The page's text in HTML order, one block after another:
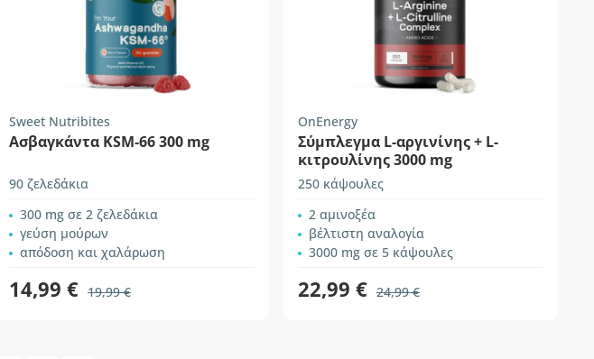
Sweet Nutribites
Ασβαγκάντα KSM-66 300 mg
90 ζελεδάκια
300 mg σε 2 ζελεδάκια
γεύση μούρων
απόδοση και χαλάρωση
14,99 € 19,99 €
OnEnergy
Σύμπλεγμα L-αργινίνης + L-
κιτρουλίνης 3000 mg
250 κάψουλες
2 αμινοξέα
βέλτιστη αναλογία
3000 mg σε 5 κάψουλες
22,99 € 24,99 €